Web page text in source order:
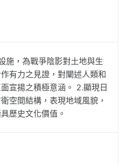
施，為戰爭陰影對土地與生
有力之見證，對闡述人類和
宣揚之積極意涵。 2.顯現日
空間結構，表現地域風貌，
歷史文化價值。